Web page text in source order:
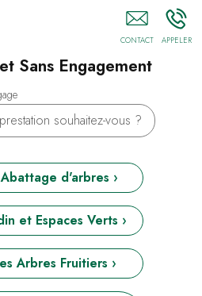
Sans Engagement
souhaitez-vous ?
d'arbres ›
et Espaces Verts ›
Arbres Fruitiers ›